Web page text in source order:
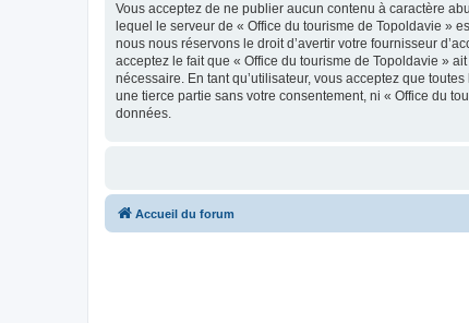
Vous acceptez de ne publier aucun contenu à caractère
lequel le serveur de « Office du tourisme de Topoldavie »
nous nous réservons le droit d’avertir votre fournisseur
acceptez le fait que « Office du tourisme de Topoldavie »
nécessaire. En tant qu’utilisateur, vous acceptez que
une tierce partie sans votre consentement, ni « Office du
données.
Accueil du forum